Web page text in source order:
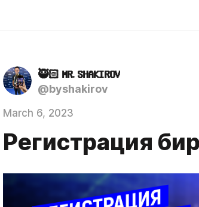
🥷🏻 𝐌𝐑. 𝐒𝐇𝐀𝐊𝐈𝐑𝐎𝐕
@byshakirov
March 6, 2023
Регистрация